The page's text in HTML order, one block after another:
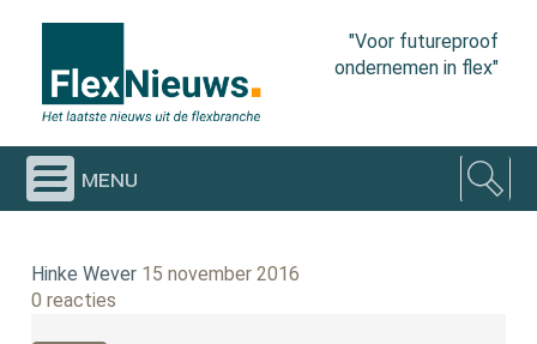
"Voor futureproof
ondernemen in flex"
menu
Hinke Wever 15 november 2016
0 reacties